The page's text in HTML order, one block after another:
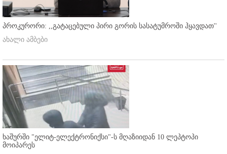
პროკურორი: ,,გატაცებული პირი გორის სასატუმროში ჰყავდათ''
ახალი ამბები
ხაშურში "ელიტ-ელექტრონიქსი"-ს მღაზიიდან 10 ლეპტოპი
მოიპარეს